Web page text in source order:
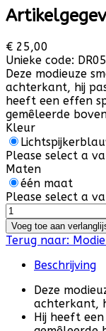
€ 25,00
Unieke code:
Deze modieuze
achterkant, hij
heeft een effen
gemêleerde
Kleur
Please select a
Maten
één maat
Please select a
Voeg toe aan
Terug naar:
Beschrijving
Deze
achterkant,
Hij heeft